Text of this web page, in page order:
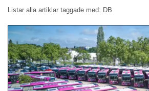
Listar alla artiklar taggade med: DB